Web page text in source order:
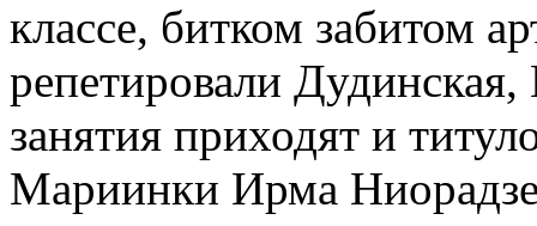
классе, битком забитом
репетировали
занятия приходят и
Мариинки Ирма Ниорадзе